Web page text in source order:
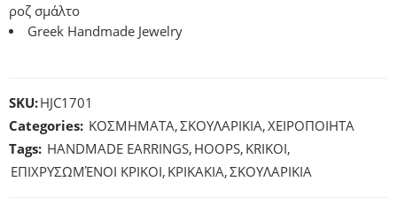
ροζ σμάλτο
Greek Handmade Jewelry
SKU:HJC1701
Categories: ΚΟΣΜΗΜΑΤΑ,ΣΚΟΥΛΑΡΙΚΙΑ,ΧΕΙΡΟΠΟΙΗΤΑ
Tags: HANDMADE EARRINGS, HOOPS, KRIKOI,
ΕΠΙΧΡΥΣΩΜΈΝΟΙ ΚΡΙΚΟΙ, ΚΡΙΚΑΚΙΑ,ΣΚΟΥΛΑΡΙΚΙΑ